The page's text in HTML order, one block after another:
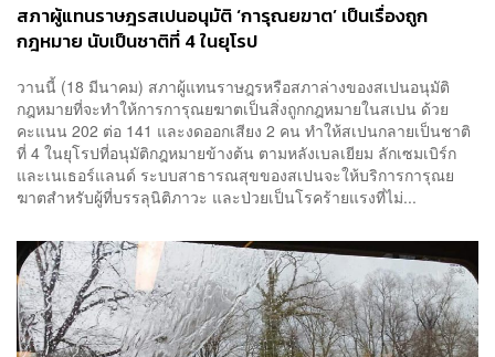
สภาผู้แทนราษฎรสเปนอนุมัติ ‘การุณยฆาต’ เป็นเรื่องถูก
กฎหมาย นับเป็นชาติที่ 4 ในยุโรป
วานนี้ (18 มีนาคม) สภาผู้แทนราษฎรหรือสภาล่างของสเปนอนุมัติ
กฎหมายที่จะทำให้การการุณยฆาตเป็นสิ่งถูกกฎหมายในสเปน ด้วย
คะแนน 202 ต่อ 141 และงดออกเสียง 2 คน ทำให้สเปนกลายเป็นชาติ
ที่ 4 ในยุโรปที่อนุมัติกฎหมายข้างต้น ตามหลังเบลเยียม ลักเซมเบิร์ก
และเนเธอร์แลนด์ ระบบสาธารณสุขของสเปนจะให้บริการการุณย
ฆาตสำหรับผู้ที่บรรลุนิติภาวะ และป่วยเป็นโรคร้ายแรงที่ไม่...